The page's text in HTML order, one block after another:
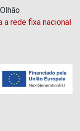
a rede fixa nacional